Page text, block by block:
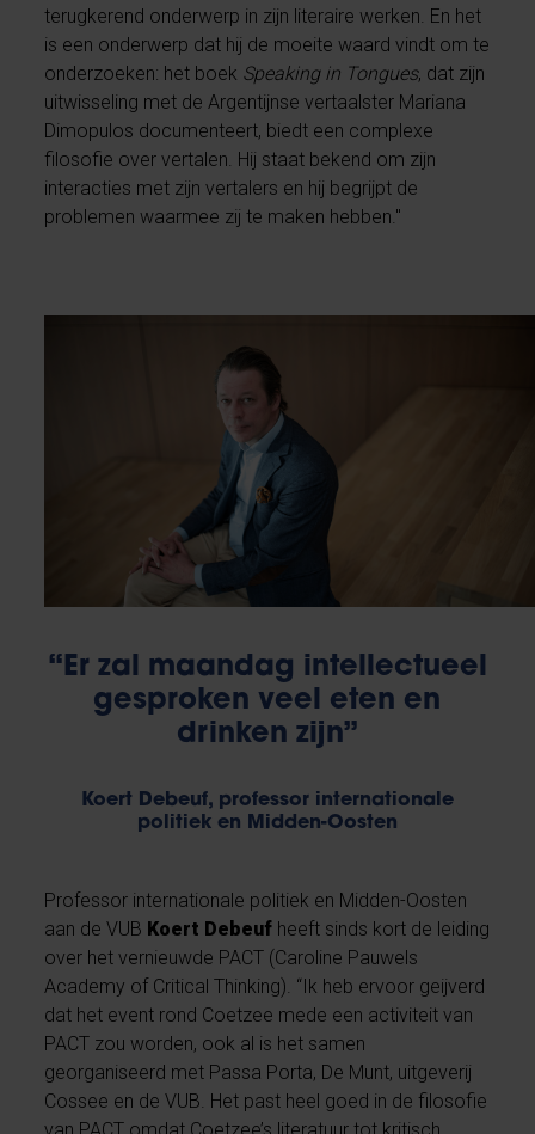
terugkerend onderwerp in zijn literaire werken. En het
is een onderwerp dat hij de moeite waard vindt om te
onderzoeken: het boek Speaking in Tongues, dat zijn
uitwisseling met de Argentijnse vertaalster Mariana
Dimopulos documenteert, biedt een complexe
filosofie over vertalen. Hij staat bekend om zijn
interacties met zijn vertalers en hij begrijpt de
problemen waarmee zij te maken hebben."
“Er zal maandag intellectueel
gesproken veel eten en
drinken zijn”
Koert Debeuf, professor internationale
politiek en Midden-Oosten
Professor internationale politiek en Midden-Oosten
aan de VUB Koert Debeuf heeft sinds kort de leiding
over het vernieuwde PACT (Caroline Pauwels
Academy of Critical Thinking). “Ik heb ervoor geijverd
dat het event rond Coetzee mede een activiteit van
PACT zou worden, ook al is het samen
georganiseerd met Passa Porta, De Munt, uitgeverij
Cossee en de VUB. Het past heel goed in de filosofie